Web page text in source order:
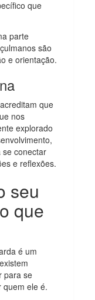
que
parte
são
e orientação.
que
nos
explorado
se conectar
e reflexões.
seu
que
é um
para se
quem ele é.